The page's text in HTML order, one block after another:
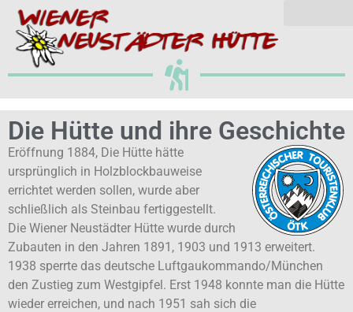
Die Hütte und ihre Geschichte
Eröffnung 1884, Die Hütte hätte
ursprünglich in Holzblockbauweise
errichtet werden sollen, wurde aber
schließlich als Steinbau fertiggestellt.
Die Wiener Neustädter Hütte wurde durch
Zubauten in den Jahren 1891, 1903 und 1913 erweitert.
1938 sperrte das deutsche Luftgaukommando/München
den Zustieg zum Westgipfel. Erst 1948 konnte man die Hütte
wieder erreichen, und nach 1951 sah sich die